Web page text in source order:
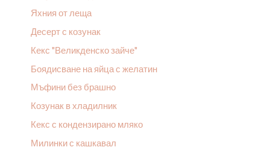
Яхния от леща
Десерт с козунак
Кекс "Великденско зайче"
Боядисване на яйца с желатин
Мъфини без брашно
Козунак в хладилник
Кекс с кондензирано мляко
Милинки с кашкавал